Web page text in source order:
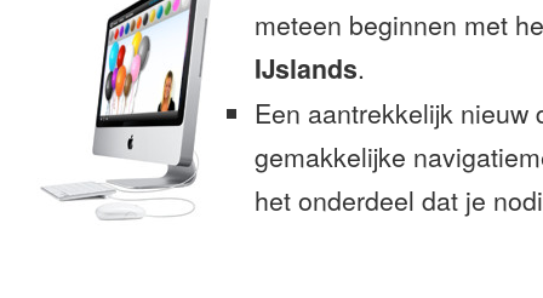
meteen beginnen met
IJslands.
Een aantrekkelijk nieuw
gemakkelijke
het onderdeel dat je